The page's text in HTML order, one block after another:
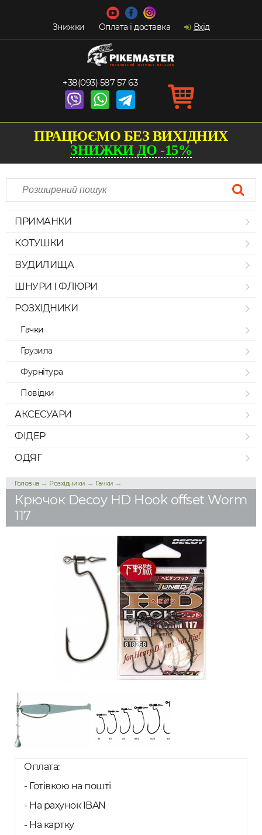
Знижки Оплата і доставка Вхід
+38(093) 587 57 63
ПРАЦЮЄМО БЕЗ ВИХІДНИХ
ЗНИЖКИ ДО -15%
ПРИМАНКИ
КОТУШКИ
ВУДИЛИЩА
ШНУРИ І ФЛЮРИ
РОЗХІДНИКИ
Гачки
Грузила
Фурнітура
Повідки
АКСЕСУАРИ
ФІДЕР
ОДЯГ
Головна→ Розхідники → Гачки →
Крючок Decoy HD Hook offset Worm
117
Оплата:
- Готівкою на пошті
- На рахунок IBAN
- На картку